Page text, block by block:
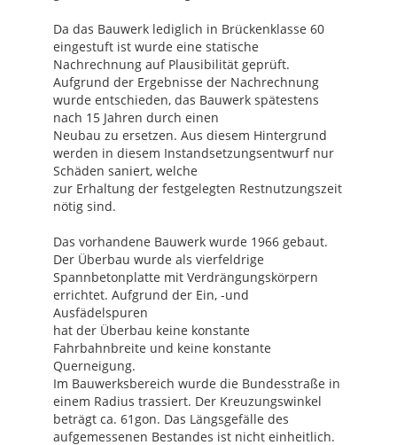
Da das Bauwerk lediglich in Brückenklasse 60
eingestuft ist wurde eine statische
Nachrechnung auf Plausibilität geprüft.
Aufgrund der Ergebnisse der Nachrechnung
wurde entschieden, das Bauwerk spätestens
nach 15 Jahren durch einen
Neubau zu ersetzen. Aus diesem Hintergrund
werden in diesem Instandsetzungsentwurf nur
Schäden saniert, welche
zur Erhaltung der festgelegten Restnutzungszeit
nötig sind.
Das vorhandene Bauwerk wurde 1966 gebaut.
Der Überbau wurde als vierfeldrige
Spannbetonplatte mit Verdrängungskörpern
errichtet. Aufgrund der Ein, -und
Ausfädelspuren
hat der Überbau keine konstante
Fahrbahnbreite und keine konstante
Querneigung.
Im Bauwerksbereich wurde die Bundesstraße in
einem Radius trassiert. Der Kreuzungswinkel
beträgt ca. 61gon. Das Längsgefälle des
aufgemessenen Bestandes ist nicht einheitlich.